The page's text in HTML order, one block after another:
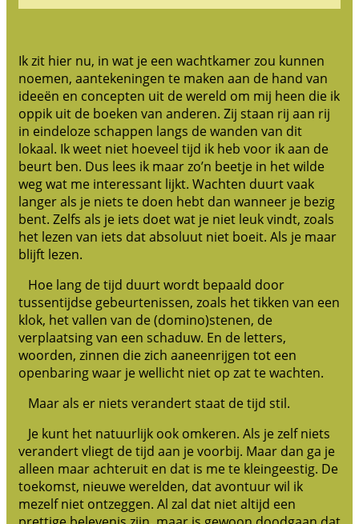
Ik zit hier nu, in wat je een wachtkamer zou kunnen
noemen, aantekeningen te maken aan de hand van
ideeën en concepten uit de wereld om mij heen die ik
oppik uit de boeken van anderen. Zij staan rij aan rij
in eindeloze schappen langs de wanden van dit
lokaal. Ik weet niet hoeveel tijd ik heb voor ik aan de
beurt ben. Dus lees ik maar zo’n beetje in het wilde
weg wat me interessant lijkt. Wachten duurt vaak
langer als je niets te doen hebt dan wanneer je bezig
bent. Zelfs als je iets doet wat je niet leuk vindt, zoals
het lezen van iets dat absoluut niet boeit. Als je maar
blijft lezen.
Hoe lang de tijd duurt wordt bepaald door
tussentijdse gebeurtenissen, zoals het tikken van een
klok, het vallen van de (domino)stenen, de
verplaatsing van een schaduw. En de letters,
woorden, zinnen die zich aaneenrijgen tot een
openbaring waar je wellicht niet op zat te wachten.
Maar als er niets verandert staat de tijd stil.
Je kunt het natuurlijk ook omkeren. Als je zelf niets
verandert vliegt de tijd aan je voorbij. Maar dan ga je
alleen maar achteruit en dat is me te kleingeestig. De
toekomst, nieuwe werelden, dat avontuur wil ik
mezelf niet ontzeggen. Al zal dat niet altijd een